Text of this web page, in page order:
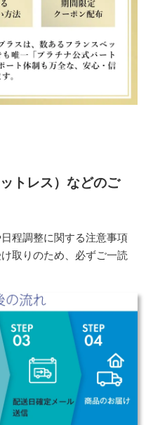
トレス）などのご
程調整に関する注意事項
取りのため、必ずご一読